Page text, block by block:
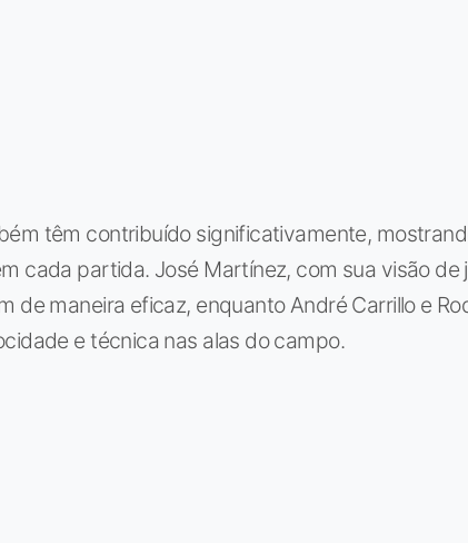
têm contribuído significativamente,
cada partida. José Martínez, com sua visão de
de maneira eficaz, enquanto André Carrillo e
e técnica nas alas do campo.